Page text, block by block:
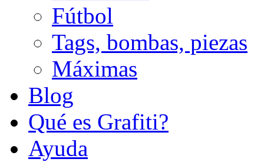
Fútbol
Tags, bombas, piezas
Máximas
Blog
Qué es Grafiti?
Ayuda